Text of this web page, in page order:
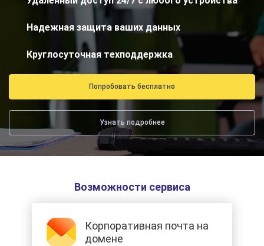
Надежная защита ваших данных
Круглосуточная техподдержка
Попробовать бесплатно
Узнать подробнее
Возможности сервиса
Корпоративная почта на
домене